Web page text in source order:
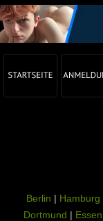
Berlin | Hamburg
Dortmund | Essen